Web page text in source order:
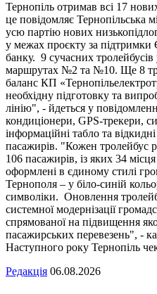
Тернопіль отримав всі 17
це повідомляє Тернопільська
усю партію нових
у межах проєкту за підтримки
банку. 9 сучасних
маршрутах №2 та №10. Ще 8
баланс КП
необхідну підготовку та
лінію", - йдеться у
кондиціонери, GPS-трекери,
інформаційні табло та
пасажирів. "Кожен тролейбус
106 пасажирів, із яких 34
оформлені в єдиному стилі
Тернополя – у біло-синій
символіки. Оновлення
системної модернізації
спрямованої на підвищення
пасажирських перевезень", -
Наступного року Тернопіль
Редакція 06.08.2026